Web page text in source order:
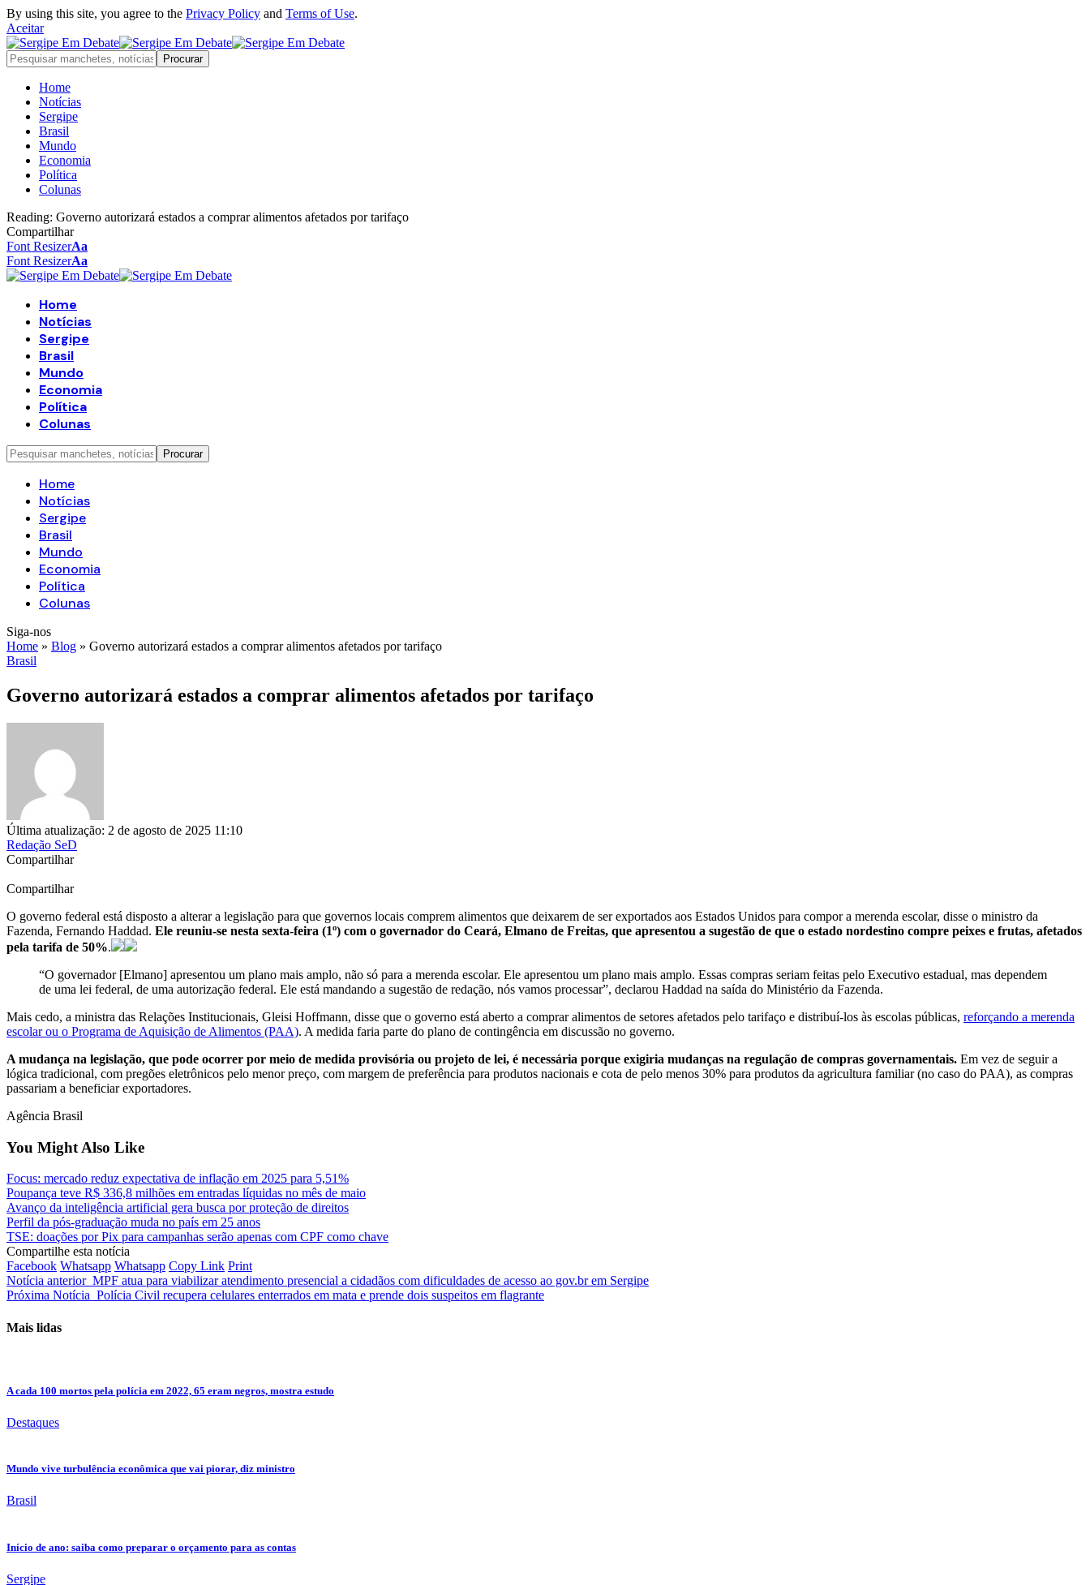
By using this site, you agree to the Privacy Policy and Terms of Use.
Aceitar
Home
Notícias
Sergipe
Brasil
Mundo
Economia
Política
Colunas
Reading: Governo autorizará estados a comprar alimentos afetados por tarifaço
Compartilhar
Font ResizerAa
Font ResizerAa
Home
Notícias
Sergipe
Brasil
Mundo
Economia
Política
Colunas
Home
Notícias
Sergipe
Brasil
Mundo
Economia
Política
Colunas
Siga-nos
Home » Blog » Governo autorizará estados a comprar alimentos afetados por tarifaço
Brasil
Governo autorizará estados a comprar alimentos afetados por tarifaço
Última atualização: 2 de agosto de 2025 11:10
Redação SeD
Compartilhar
Compartilhar
O governo federal está disposto a alterar a legislação para que governos locais comprem alimentos que deixarem de ser exportados aos Estados Unidos para compor a merenda escolar, disse o ministro da
Fazenda, Fernando Haddad. Ele reuniu-se nesta sexta-feira (1º) com o governador do Ceará, Elmano de Freitas, que apresentou a sugestão de que o estado nordestino compre peixes e frutas, afetados
pela tarifa de 50%.
“O governador [Elmano] apresentou um plano mais amplo, não só para a merenda escolar. Ele apresentou um plano mais amplo. Essas compras seriam feitas pelo Executivo estadual, mas dependem
de uma lei federal, de uma autorização federal. Ele está mandando a sugestão de redação, nós vamos processar”, declarou Haddad na saída do Ministério da Fazenda.
Mais cedo, a ministra das Relações Institucionais, Gleisi Hoffmann, disse que o governo está aberto a comprar alimentos de setores afetados pelo tarifaço e distribuí-los às escolas públicas, reforçando a merenda
escolar ou o Programa de Aquisição de Alimentos (PAA). A medida faria parte do plano de contingência em discussão no governo.
A mudança na legislação, que pode ocorrer por meio de medida provisória ou projeto de lei, é necessária porque exigiria mudanças na regulação de compras governamentais. Em vez de seguir a
lógica tradicional, com pregões eletrônicos pelo menor preço, com margem de preferência para produtos nacionais e cota de pelo menos 30% para produtos da agricultura familiar (no caso do PAA), as compras
passariam a beneficiar exportadores.
Agência Brasil
You Might Also Like
Focus: mercado reduz expectativa de inflação em 2025 para 5,51%
Poupança teve R$ 336,8 milhões em entradas líquidas no mês de maio
Avanço da inteligência artificial gera busca por proteção de direitos
Perfil da pós-graduação muda no país em 25 anos
TSE: doações por Pix para campanhas serão apenas com CPF como chave
Compartilhe esta notícia
Facebook Whatsapp Whatsapp Copy Link Print
Notícia anterior MPF atua para viabilizar atendimento presencial a cidadãos com dificuldades de acesso ao gov.br em Sergipe
Próxima Notícia Polícia Civil recupera celulares enterrados em mata e prende dois suspeitos em flagrante
Mais lidas
A cada 100 mortos pela polícia em 2022, 65 eram negros, mostra estudo
Destaques
Mundo vive turbulência econômica que vai piorar, diz ministro
Brasil
Início de ano: saiba como preparar o orçamento para as contas
Sergipe